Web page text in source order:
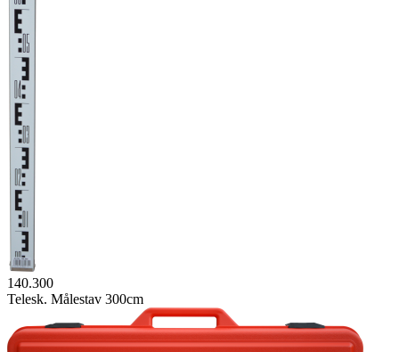
140.300
Telesk. Målestav 300cm